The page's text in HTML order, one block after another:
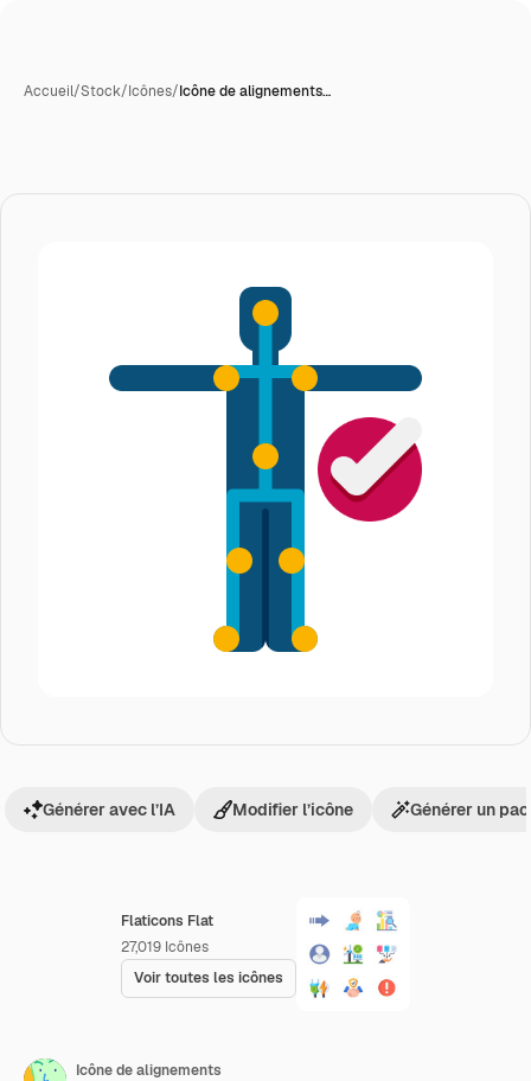
Accueil/Stock/Icônes/Icône de alignements…
Flaticons Flat
27,019 Icônes
Voir toutes les icônes
Générer avec l’IA Modifier l’icône Générer un
Icône de alignements